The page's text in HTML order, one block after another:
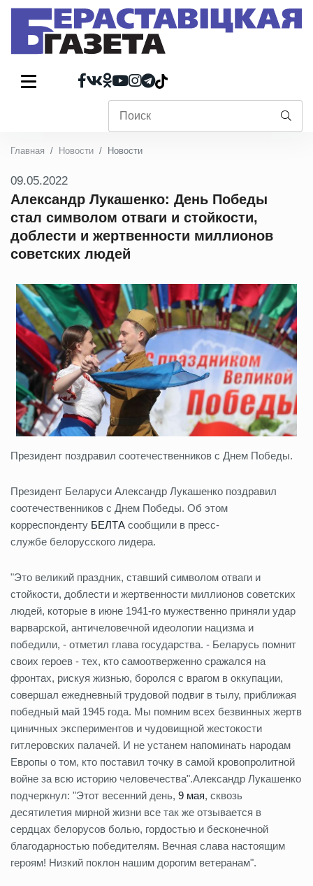
Главная Новости Новости
09.05.2022
Александр Лукашенко: День Победы
стал символом отваги и стойкости,
доблести и жертвенности миллионов
советских людей
Президент поздравил соотечественников с Днем Победы.
Президент Беларуси Александр Лукашенко поздравил
соотечественников с Днем Победы. Об этом
корреспонденту БЕЛТА сообщили в пресс-
службе белорусского лидера.
"Это великий праздник, ставший символом отваги и
стойкости, доблести и жертвенности миллионов советских
людей, которые в июне 1941-го мужественно приняли удар
варварской, античеловечной идеологии нацизма и
победили, - отметил глава государства. - Беларусь помнит
своих героев - тех, кто самоотверженно сражался на
фронтах, рискуя жизнью, боролся с врагом в оккупации,
совершал ежедневный трудовой подвиг в тылу, приближая
победный май 1945 года. Мы помним всех безвинных жертв
циничных экспериментов и чудовищной жестокости
гитлеровских палачей. И не устанем напоминать народам
Европы о том, кто поставил точку в самой кровопролитной
войне за всю историю человечества".Александр Лукашенко
подчеркнул: "Этот весенний день, 9 мая, сквозь
десятилетия мирной жизни все так же отзывается в
сердцах белорусов болью, гордостью и бесконечной
благодарностью победителям. Вечная слава настоящим
героям! Низкий поклон нашим дорогим ветеранам".